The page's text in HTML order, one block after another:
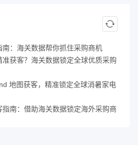
南：海关数据帮你抓住采购商机
获客？海关数据锁定全球优质采购
地图获客，精准锁定全球消暑家电
指南：借助海关数据锁定海外采购商